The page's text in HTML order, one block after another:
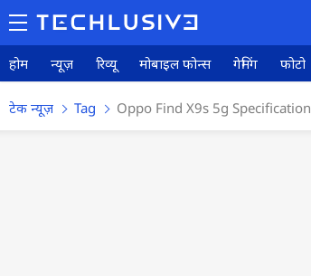
होम न्यूज़ रिव्यू मोबाइल फोन्स गेमिंग फोटो
टेक न्यूज़ Tag Oppo Find X9s 5g Specification